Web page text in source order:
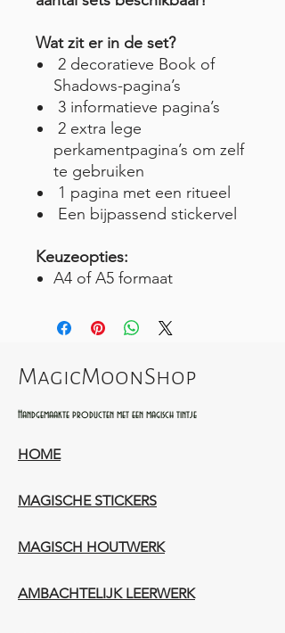
Wat zit er in de set?
2 decoratieve Book of
Shadows-pagina’s
3 informatieve pagina’s
2 extra lege
perkamentpagina’s om zelf
te gebruiken
1 pagina met een ritueel
Een bijpassend stickervel
Keuzeopties:
A4 of A5 formaat
MagicMoonShop
Handgemaakte producten met een magisch tintje
HOME
MAGISCHE STICKERS
MAGISCH HOUTWERK
AMBACHTELIJK LEERWERK​